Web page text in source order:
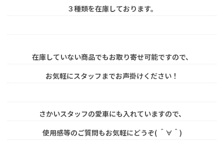
３種類を在庫しております。
在庫していない商品でもお取り寄せ可能ですので、
お気軽にスタッフまでお声掛けください！
さかいスタッフの愛車にも入れていますので、
使用感等のご質問もお気軽にどうぞ( ＾∀＾)